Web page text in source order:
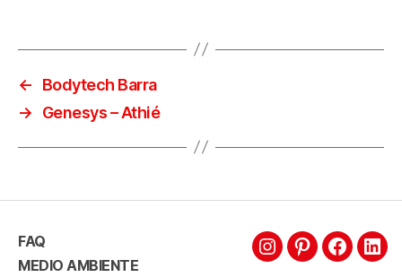
←
Bodytech Barra
→
Genesys – Athié
FAQ
MEDIO AMBIENTE